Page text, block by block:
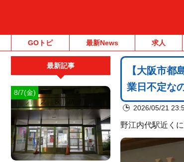
GOトピ 最新News 求人
【大阪市
業日不定な
2026/05/21
野江内代駅近く
最新記事
8/7(金)